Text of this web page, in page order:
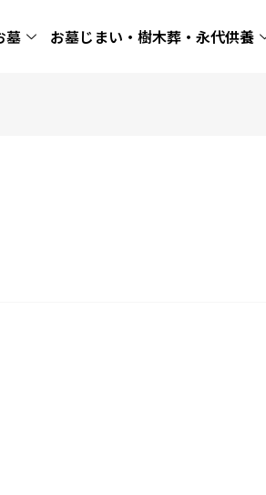
墓 お墓じまい・樹木葬・永代供養